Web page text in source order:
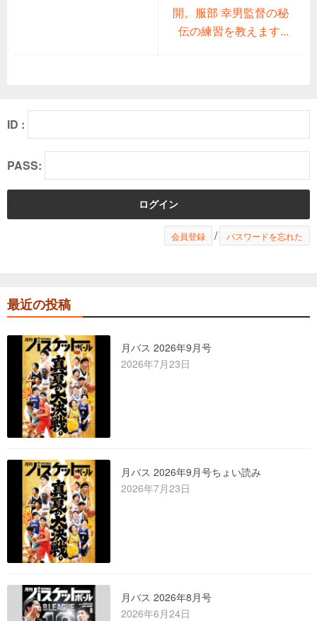
開。服部 幸男監督の秘
伝の練習を教えます...
ID :
PASS:
会員登録 / パスワードを忘れた
最近の投稿
月バス 2026年9月号
2026年7月23日
月バス 2026年9月号ちょい読み
2026年7月23日
月バス 2026年8月号
2026年6月24日